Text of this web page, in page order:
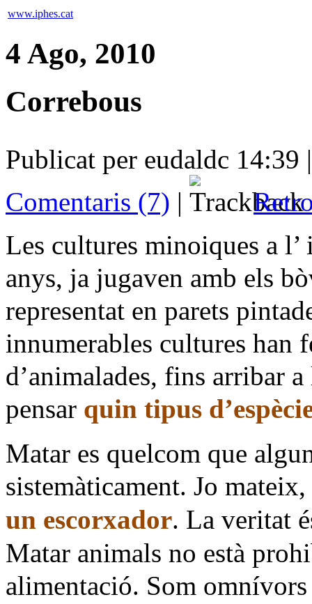
www.iphes.cat
4 Ago, 2010
Correbous
Publicat per eudaldc 14:39
Comentaris (7) |
Les cultures minoiques a
anys, ja jugaven amb els
representat en parets
innumerables cultures han
d’animalades, fins arribar
pensar quin tipus
Matar es quelcom que
sistemàticament. Jo
un escorxador. La veritat
Matar animals no està
alimentació. Som